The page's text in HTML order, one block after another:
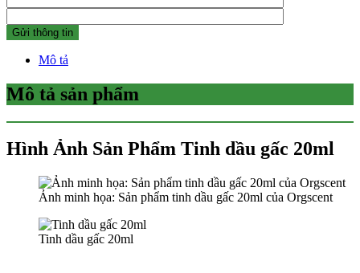
Mô tả
Mô tả sản phẩm
Hình Ảnh Sản Phẩm Tinh dầu gấc 20ml
Ảnh minh họa: Sản phẩm tinh dầu gấc 20ml của Orgscent
Tinh dầu gấc 20ml